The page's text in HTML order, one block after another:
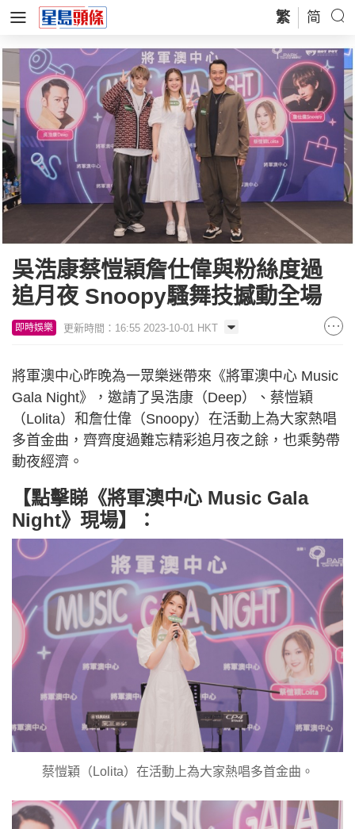
繁 简
吳浩康蔡愷穎詹仕偉與粉絲度過
追月夜 Snoopy騷舞技撼動全場
即時娛樂 更新時間：16:55 2023-10-01 HKT
將軍澳中心昨晚為一眾樂迷帶來《將軍澳中心 Music
Gala Night》，邀請了吳浩康（Deep）、蔡愷穎
（Lolita）和詹仕偉（Snoopy）在活動上為大家熱唱
多首金曲，齊齊度過難忘精彩追月夜之餘，也乘勢帶
動夜經濟。
【點擊睇 《將軍澳中心 Music Gala
Night》現場】 ：
蔡愷穎（Lolita）在活動上為大家熱唱多首金曲。